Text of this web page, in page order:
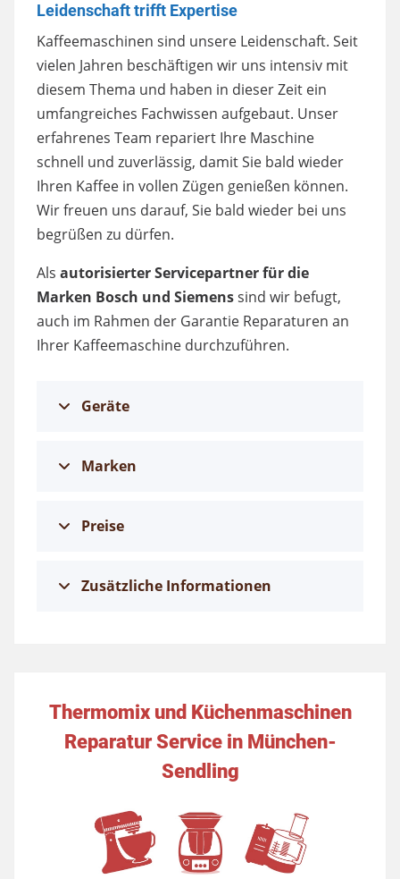
Leidenschaft trifft Expertise
Kaffeemaschinen sind unsere Leidenschaft. Seit
vielen Jahren beschäftigen wir uns intensiv mit
diesem Thema und haben in dieser Zeit ein
umfangreiches Fachwissen aufgebaut. Unser
erfahrenes Team repariert Ihre Maschine
schnell und zuverlässig, damit Sie bald wieder
Ihren Kaffee in vollen Zügen genießen können.
Wir freuen uns darauf, Sie bald wieder bei uns
begrüßen zu dürfen.
Als autorisierter Servicepartner für die
Marken Bosch und Siemenssind wir befugt,
auch im Rahmen der Garantie Reparaturen an
Ihrer Kaffeemaschine durchzuführen.
Geräte
Marken
Preise
Zusätzliche Informationen
Thermomix und Küchenmaschinen
Reparatur Service in München-
Sendling